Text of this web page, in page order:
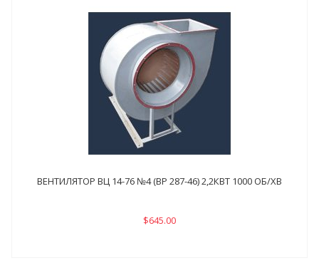
ВЕНТИЛЯТОР ВЦ 14-76 №4 (ВР 287-46) 2,2КВТ 1000 ОБ/ХВ
$645.00